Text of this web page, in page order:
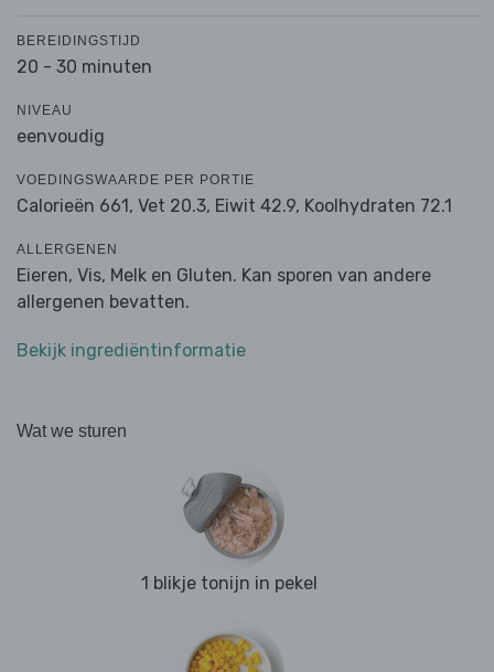
BEREIDINGSTIJD
20 - 30 minuten
NIVEAU
eenvoudig
VOEDINGSWAARDE PER PORTIE
Calorieën 661, Vet 20.3, Eiwit 42.9, Koolhydraten 72.1
ALLERGENEN
Eieren, Vis, Melk en Gluten. Kan sporen van andere
allergenen bevatten.
Bekijk ingrediëntinformatie
Wat we sturen
1 blikje tonijn in pekel